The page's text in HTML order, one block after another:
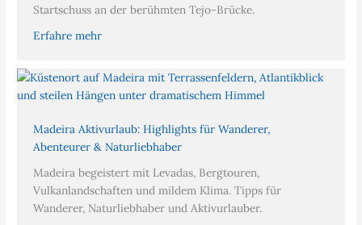
Startschuss an der berühmten Tejo-Brücke.
Erfahre mehr
Madeira Aktivurlaub: Highlights für Wanderer,
Abenteurer & Naturliebhaber
Madeira begeistert mit Levadas, Bergtouren,
Vulkanlandschaften und mildem Klima. Tipps für
Wanderer, Naturliebhaber und Aktivurlauber.